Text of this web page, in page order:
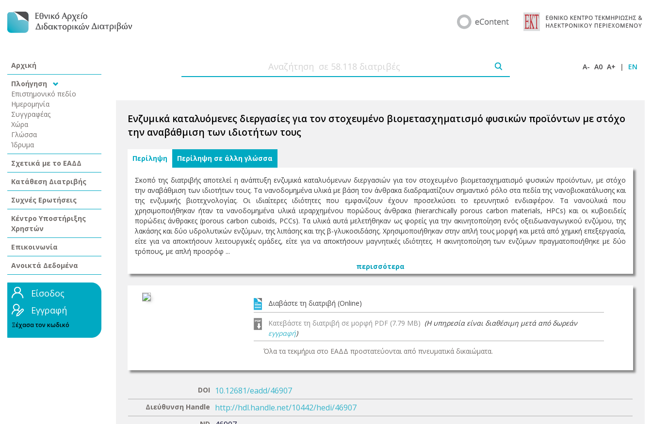
Αρχική
Πλοήγηση
Επιστημονικό πεδίο
Ημερομηνία
Συγγραφέας
Χώρα
Γλώσσα
Ίδρυμα
Σχετικά με το ΕΑΔΔ
Κατάθεση Διατριβής
Συχνές Ερωτήσεις
Κέντρο Υποστήριξης
Χρηστών
Επικοινωνία
Ανοικτά Δεδομένα
Είσοδος
Εγγραφή
Ξέχασα τον κωδικό
A- A0 A+ | EN
Ενζυμικά καταλυόμενες διεργασίες για τον στοχευμένο βιομετασχηματισμό φυσικών προϊόντων με στόχο
την αναβάθμιση των ιδιοτήτων τους
Περίληψη Περίληψη σε άλλη γλώσσα
Σκοπό της διατριβής αποτελεί η ανάπτυξη ενζυμικά καταλυόμενων διεργασιών για τον στοχευμένο βιομετασχηματισμό φυσικών προϊόντων, με στόχο
την αναβάθμιση των ιδιοτήτων τους. Τα νανοδομημένα υλικά με βάση τον άνθρακα διαδραματίζουν σημαντικό ρόλο στα πεδία της νανοβιοκατάλυσης και
της ενζυμικής βιοτεχνολογίας. Οι ιδιαίτερες ιδιότητες που εμφανίζουν έχουν προσελκύσει το ερευνητικό ενδιαφέρον. Τα νανοϋλικά που
χρησιμοποιήθηκαν ήταν τα νανοδομημένα υλικά ιεραρχημένου πορώδους άνθρακα (hierarchically porous carbon materials, HPCs) και οι κυβοειδείς
πορώδεις άνθρακες (porous carbon cuboids, PCCs). Τα υλικά αυτά μελετήθηκαν ως φορείς για την ακινητοποίηση ενός οξειδωαναγωγικού ενζύμου, της
λακάσης και δύο υδρολυτικών ενζύμων, της λιπάσης και της β-γλυκοσιδάσης. Χρησιμοποιήθηκαν στην απλή τους μορφή και μετά από χημική επεξεργασία,
είτε για να αποκτήσουν λειτουργικές ομάδες, είτε για να αποκτήσουν μαγνητικές ιδιότητες. Η ακινητοποίηση των ενζύμων πραγματοποιήθηκε με δύο
τρόπους, με απλή προσρόφ ...
περισσότερα
Διαβάστε τη διατριβή (Online)
Κατεβάστε τη διατριβή σε μορφή PDF (7.79 MB) (Η υπηρεσία είναι διαθέσιμη μετά από δωρεάν
εγγραφή)
Όλα τα τεκμήρια στο ΕΑΔΔ προστατεύονται από πνευματικά δικαιώματα.
DOI 10.12681/eadd/46907
Διεύθυνση Handle http://hdl.handle.net/10442/hedi/46907